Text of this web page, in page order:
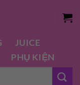
JUICE
PHỤ KIỆN